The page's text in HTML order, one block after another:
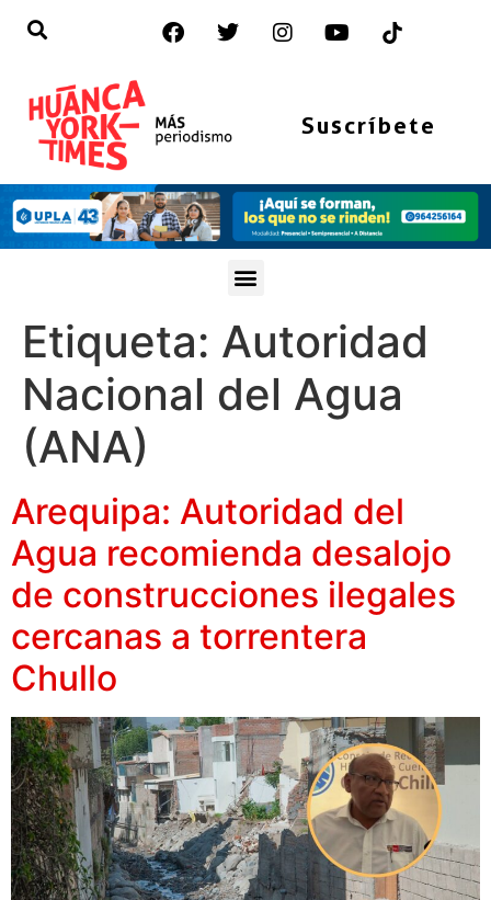
Suscríbete
Etiqueta: Autoridad
Nacional del Agua
(ANA)
Arequipa: Autoridad del
Agua recomienda desalojo
de construcciones ilegales
cercanas a torrentera
Chullo